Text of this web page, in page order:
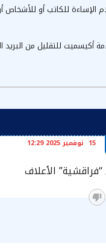
الإساءة للكاتب أو للأشخاص
أكيسميت للتقليل من البريد
15 نوفمبر 2025 12:29
“فراقشية” الأعلاف